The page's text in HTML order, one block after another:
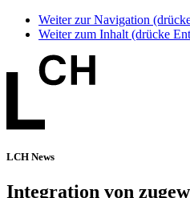
Weiter zur Navigation
Weiter zum Inhalt (drücke
LCH News
Integration von